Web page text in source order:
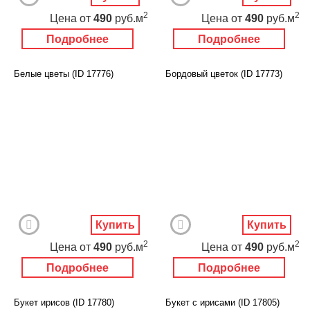
Подробнее
Цена от 490 руб.м2
Подробнее
Цена от 490 руб.м2
Белые цветы (ID 17776)
Подробнее
Цена от 490 руб.м2
Купить
Бордовый цветок (ID 17773)
Подробнее
Цена от 490 руб.м2
Купить
Букет ирисов (ID 17780) Букет с ирисами (ID 17805)